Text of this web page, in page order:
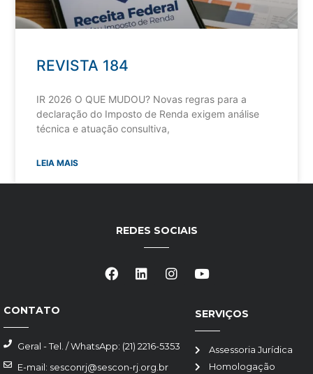
REVISTA 184
IR 2026 O QUE MUDOU? Novas regras para a
declaração do Imposto de Renda exigem análise
técnica e atuação consultiva,
LEIA MAIS
SERVIÇOS
Assessoria Jurídica
Homologação
CONTATO
Geral - Tel. / WhatsApp: (21) 2216-5353
E-mail: sesconrj@sescon-rj.org.br
REDES SOCIAIS